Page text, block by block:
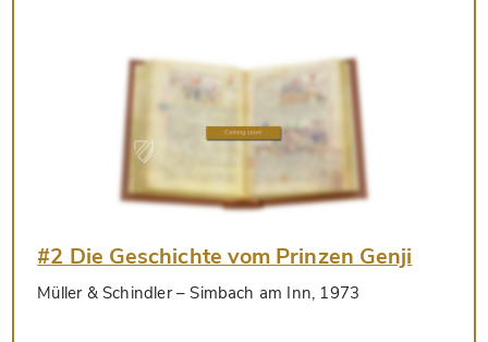
#2 Die Geschichte vom Prinzen Genji
Müller & Schindler– Simbach am Inn, 1973